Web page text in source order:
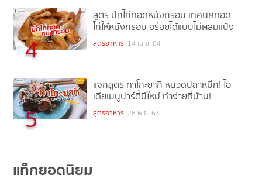
4
สูตร ปีกไก่ทอดหนังกรอบ เทคนิคทอด
ไก่ให้หนังกรอบ อร่อยได้แบบไม่ผสมแป้ง
สูตรอาหาร 14 เม.ย. 64
5
แจกสูตร ทาโกะยากิ หนวดปลาหมึก! ไอ
เดียเมนูปาร์ตี้ปีใหม่ ทำง่ายที่บ้าน!
สูตรอาหาร 28 พ.ย. 63
แท็กยอดนิยม